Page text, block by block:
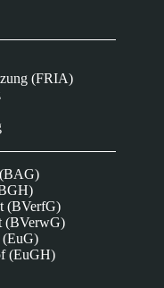
(FRIA)
(BVerfG)
(BVerwG)
(EuG)
(EuGH)